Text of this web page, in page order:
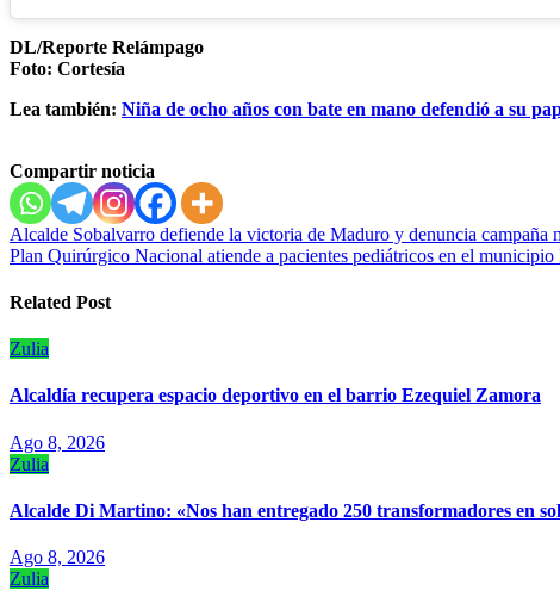
DL/Reporte Relámpago
Foto: Cortesía
Lea también: Niña de ocho años con bate en mano defendió a su
Compartir noticia
Navegación
de
entradas
Alcalde Sobalvarro defiende la victoria de Maduro y denuncia campaña
Plan Quirúrgico Nacional atiende a pacientes pediátricos en el municipio
Related Post
Zulia
‎Alcaldía recupera espacio deportivo en el barrio Ezequiel Zamora
Ago 8, 2026
Zulia
Alcalde Di Martino: «Nos han entregado 250 transformadores en
Ago 8, 2026
Zulia